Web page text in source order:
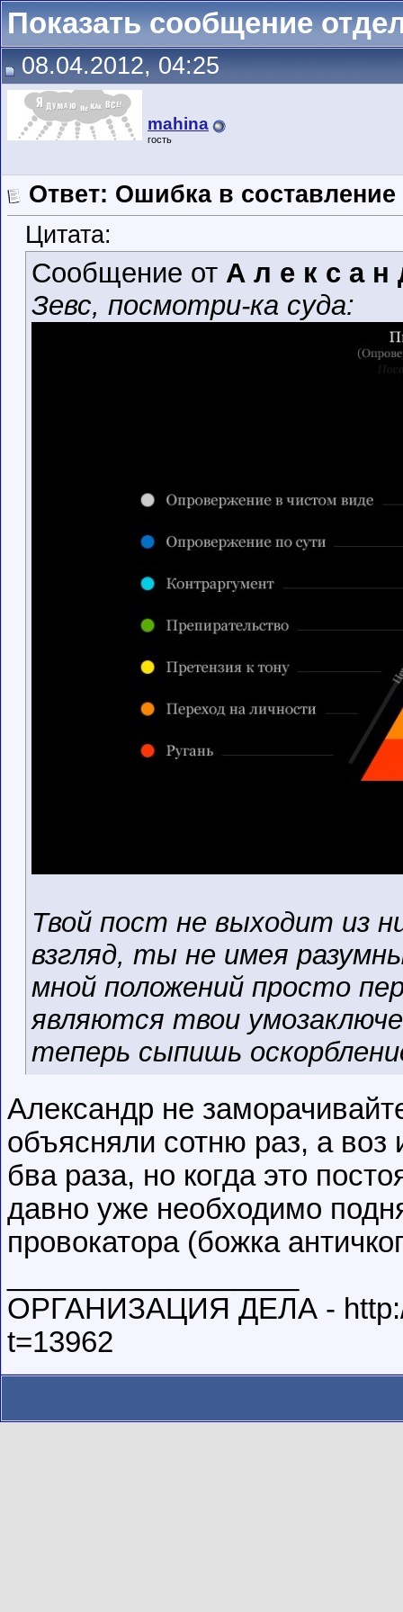
Показать сообщение
08.04.2012, 04:25
mahina
гость
Ответ: Ошибка в составление
Цитата:
Сообщение от А л е к с а н
Зевс, посмотри-ка суда:
Твой пост не выходит из
взгляд, ты не имея
мной положений просто
являются твои
теперь сыпишь
Александр не
объясняли сотню раз, а
бва раза, но когда это
давно уже необходимо
провокатора (божка
ОРГАНИЗАЦИЯ ДЕЛА - http://
t=13962